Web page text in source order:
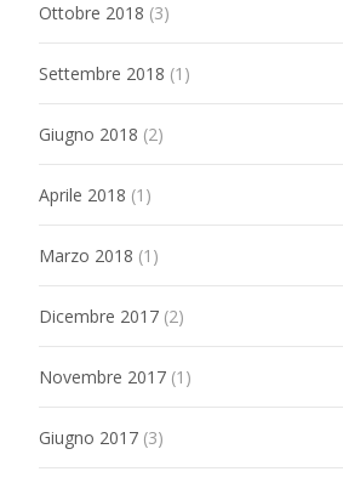
Ottobre 2018 (3)
Settembre 2018 (1)
Giugno 2018 (2)
Aprile 2018 (1)
Marzo 2018 (1)
Dicembre 2017 (2)
Novembre 2017 (1)
Giugno 2017 (3)